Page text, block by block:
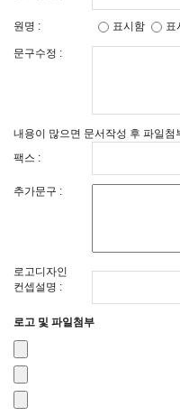
원명 : 표시함 표
문구수정 :
내용이 많으면 문서작성 후 파일첨
팩스 :
추가문구 :
로고디자인
컨셉설명 :
로고 및 파일첨부